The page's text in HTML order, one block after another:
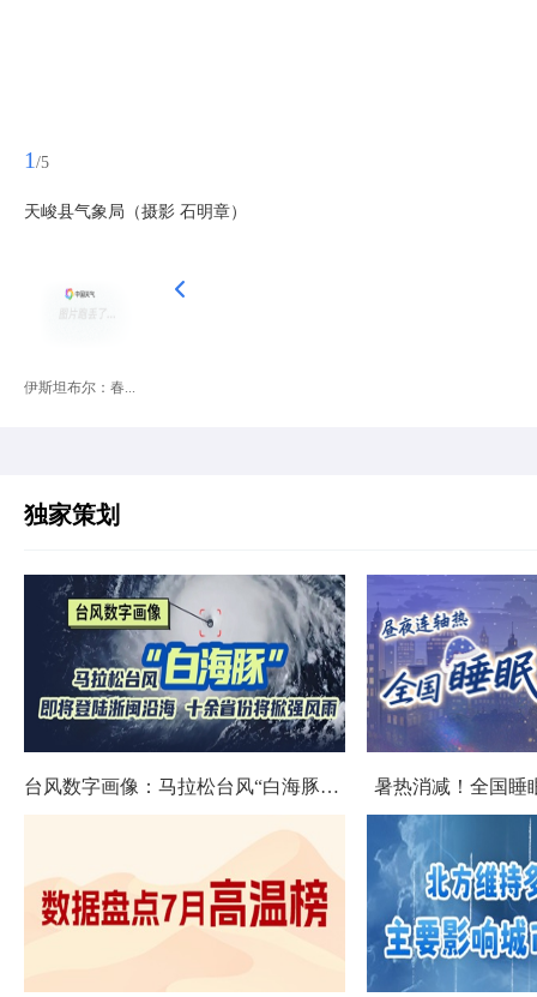
1 /5
天峻县气象局（摄影 石明章）
伊斯坦布尔：春...
独家策划
台风数字画像：马拉松台风“白海豚”将影响十余省份 暑热消减！全国睡